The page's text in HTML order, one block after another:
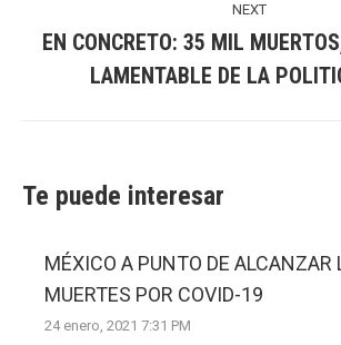
NEXT
post:
EN CONCRETO: 35 MIL
LAMENTABLE DE LA
Te puede interesar
MÉXICO A PUNTO DE
MUERTES POR COVID-19
24 enero, 2021 7:31 PM